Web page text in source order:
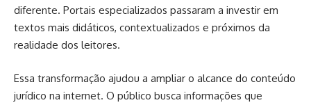
diferente. Portais especializados passaram a investir em
textos mais didáticos, contextualizados e próximos da
realidade dos leitores.
Essa transformação ajudou a ampliar o alcance do conteúdo
jurídico na internet. O público busca informações que